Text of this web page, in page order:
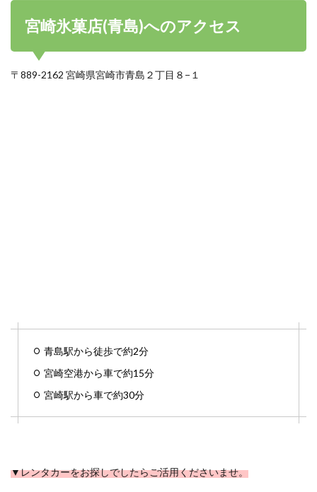
宮崎氷菓店(青島)へのアクセス
〒889-2162 宮崎県宮崎市青島２丁目８−１
青島駅から徒歩で約2分
宮崎空港から車で約15分
宮崎駅から車で約30分
▼レンタカーをお探しでしたらご活用くださいませ。